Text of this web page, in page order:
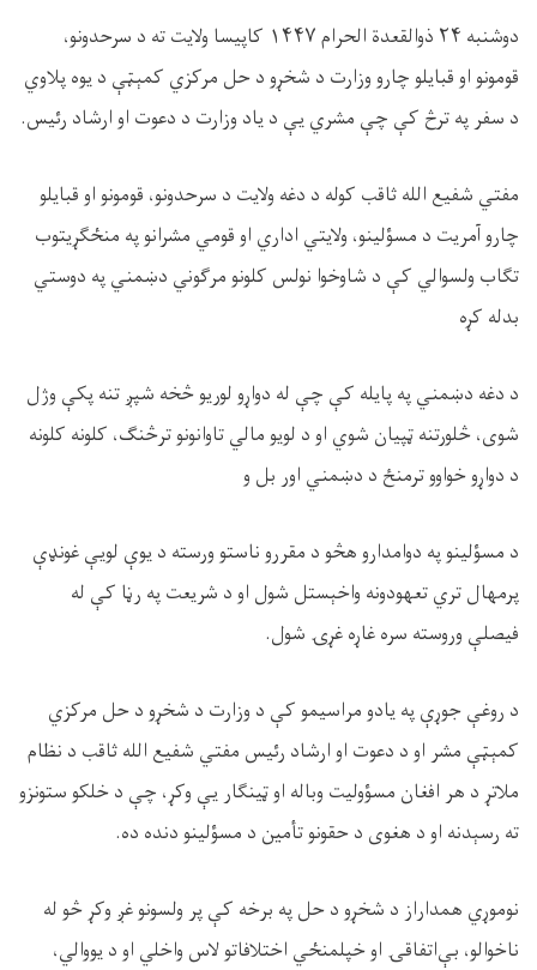
دوشنبه ۲۴ ذوالقعدة الحرام ۱۴۴۷ کاپيسا ولايت ته د سرحدونو،
قومونو او قبايلو چارو وزارت د شخړو د حل مرکزي کمېټې د يوه پلاوي
د سفر په ترڅ کې چې مشري يې د ياد وزارت د دعوت او ارشاد رئيس.
مفتي شفيع الله ثاقب کوله د دغه ولايت د سرحدونو، قومونو او قبايلو
چارو آمريت د مسؤلينو، ولايتي اداري او قومي مشرانو په منځګړيتوب
تګاب ولسوالي کې د شاوخوا نولس کلونو مرګوني دښمني په دوستي
بدله کړه
د دغه دښمني په پايله کې چې له دواړو لوريو څخه شپږ تنه پکې وژل
شوی، څلورتنه ټپيان شوي او د لويو مالي تاوانونو ترڅنګ، کلونه کلونه
د دواړو خواوو ترمنځ د دښمني اور بل و
د مسؤلينو په دوامدارو هڅو د مقررو ناستو ورسته د يوې لويې غونډې
پرمهال تري تعهودونه واخېستل شول او د شريعت په رڼا کې له
فيصلې وروسته سره غاړه غړۍ شول.
د روغې جوړې په يادو مراسيمو کې د وزارت د شخړو د حل مرکزي
کمېټې مشر او د دعوت او ارشاد رئيس مفتي شفيع الله ثاقب د نظام
ملاتړ د هر افغان مسؤوليت وباله او ټينګار يې وکړ، چې د خلکو ستونزو
ته رسېدنه او د هغوی د حقونو تأمين د مسؤلينو دنده ده.
نوموړي همداراز د شخړو د حل په برخه کې پر ولسونو غږ وکړ څو له
ناخوالو، بې‌اتفاقۍ او خپلمنځي اختلافاتو لاس واخلي او د يووالي،